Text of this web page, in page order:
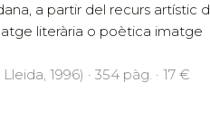
a partir del recurs artístic
literària o poètica imatge
1996) · 354 pàg. · 17 €